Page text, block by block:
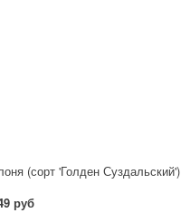
(сорт 'Голден Суздальский')
руб